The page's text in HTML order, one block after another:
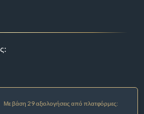
Με βάση 29 αξιολογήσεις από πλατφόρμες: